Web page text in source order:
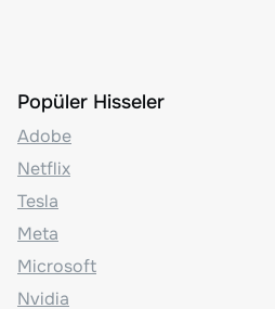
Popüler Hisseler
Adobe
Netflix
Tesla
Meta
Microsoft
Nvidia